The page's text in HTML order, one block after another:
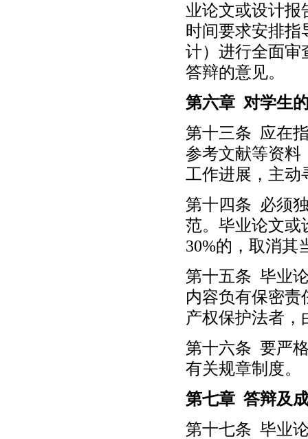
业论文或设计报
时间要求安排指
计）进行全面审
答辩的意见。
第六章 对学生
第十三条 应在
参考文献等资料
工作进展，主动
第十四条 必须
范。毕业论文或
30%的，取消其
第十五条 毕业
内容负有保密
产权保护法者，
第十六条 要严
有关规章制度。
第七章 答辩及
第十七条 毕业